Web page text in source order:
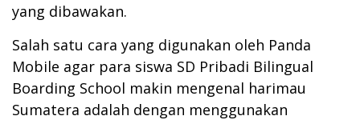
yang dibawakan.
Salah satu cara yang digunakan oleh Panda
Mobile agar para siswa SD Pribadi Bilingual
Boarding School makin mengenal harimau
Sumatera adalah dengan menggunakan